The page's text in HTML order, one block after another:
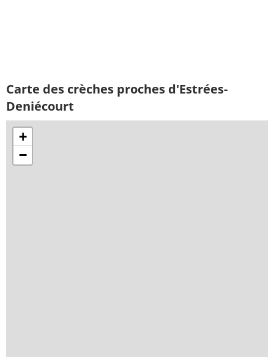
Carte des crèches proches d'Estrées-
Deniécourt
+
−